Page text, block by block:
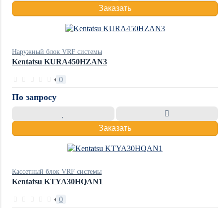
Заказать
Наружный блок VRF системы
Kentatsu KURA450HZAN3
0
По запросу
Заказать
Кассетный блок VRF системы
Kentatsu KTYA30HQAN1
0